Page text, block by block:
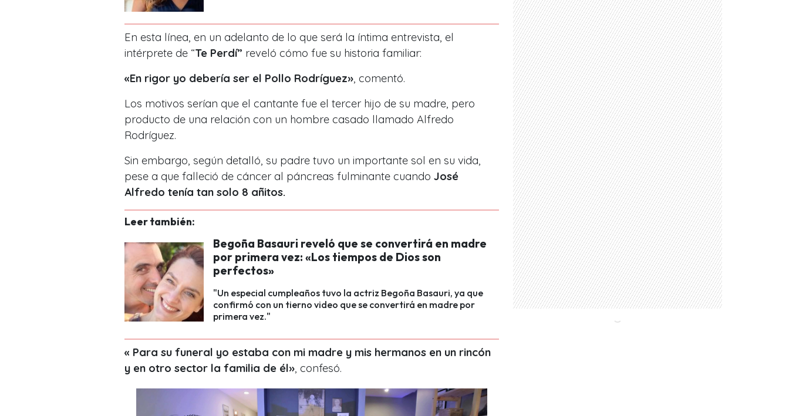
En esta línea, en un adelanto de lo que será la íntima entrevista, el
intérprete de “Te Perdí” reveló cómo fue su historia familiar:
«En rigor yo debería ser el Pollo Rodríguez» , comentó.
Los motivos serían que el cantante fue el tercer hijo de su madre, pero
producto de una relación con un hombre casado llamado Alfredo
Rodríguez.
Sin embargo, según detalló, su padre tuvo un importante sol en su vida,
pese a que falleció de cáncer al páncreas fulminante cuando José
Alfredo tenía tan solo 8 añitos.
Leer también:
Begoña Basauri reveló que se convertirá en madre
por primera vez: «Los tiempos de Dios son
perfectos»
"Un especial cumpleaños tuvo la actriz Begoña Basauri, ya que
confirmó con un tierno video que se convertirá en madre por
primera vez."
« Para su funeral yo estaba con mi madre y mis hermanos en un rincón
y en otro sector la familia de él» , confesó.